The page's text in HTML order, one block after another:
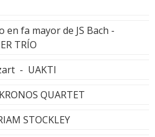
fa mayor de JS Bach -
TRÍO
- UAKTI
QUARTET
STOCKLEY